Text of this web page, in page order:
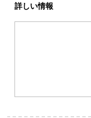
詳しい情報